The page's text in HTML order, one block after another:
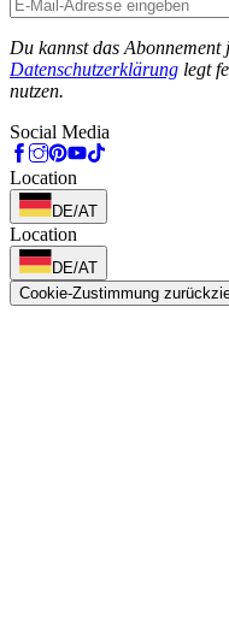
Du kannst das Abonnement
Datenschutzerklärung legt
nutzen.
Social Media
Location
DE/AT
Location
DE/AT
Cookie-Zustimmung